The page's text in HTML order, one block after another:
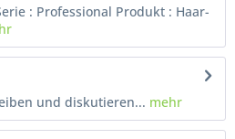
: Professional Produkt : Haar-
und diskutieren... mehr